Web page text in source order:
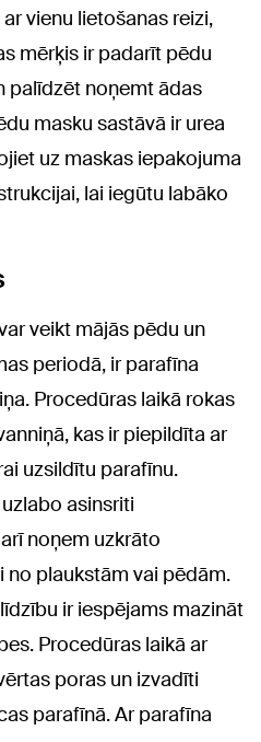
vienu lietošanas reizi,
mērķis ir padarīt pēdu
palīdzēt noņemt ādas
masku sastāvā ir urea
uz maskas iepakojuma
lai iegūtu labāko
veikt mājās pēdu un
periodā, ir parafīna
Procedūras laikā rokas
kas ir piepildīta ar
uzsildītu parafīnu.
asinsriti
noņem uzkrāto
plaukstām vai pēdām.
ir iespējams mazināt
Procedūras laikā ar
poras un izvadīti
parafīnā. Ar parafīna